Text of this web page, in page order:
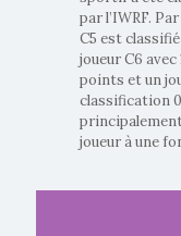
par l’IWRF.
C5 est
joueur C6 avec
points et un
classification
joueur à une